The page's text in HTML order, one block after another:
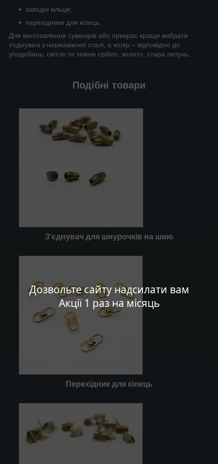
Дозвольте сайту надсилати вам
Акції 1 раз на місяць
заводні кільця;
перехідники для кілець.
Для виготовлення сувенірів або прикрас краще вибрати
з'єднувачі з нержавіючої сталі, а колір – відповідно до
уподобань: світле та темне срібло, золото, стара латунь.
Подібні товари
З'єднувач для шнурочків на шию
Перехідник для кілець